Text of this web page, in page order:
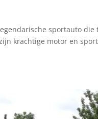
sportauto
krachtige motor en